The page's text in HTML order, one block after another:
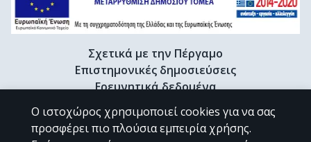
Σχετικά με την Πέργαμο
Επιστημονικές δημοσιεύσεις
Ερευνητικά δεδομένα
Διδακτορικές διατριβές & Γκρίζα βιβλιογραφία
Προφίλ Ερευνητή
Ο ιστοχώρος χρησιμοποιεί cookies για να σας
προσφέρει πιο πλούσια εμπειρία χρήσης.